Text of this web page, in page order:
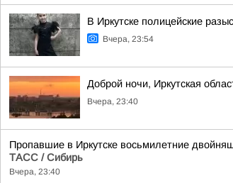
В Иркутске полицейские
Вчера, 23:54
Доброй ночи, Иркутская
Вчера, 23:40
Пропавшие в Иркутске восьмилетние
ТАСС / Сибирь
Вчера, 23:40